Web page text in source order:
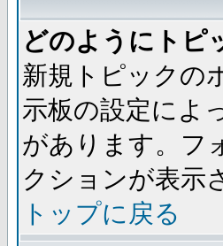
どのようにトピ
新規トピックの
示板の設定によ
があります。フ
クションが表示
トップに戻る